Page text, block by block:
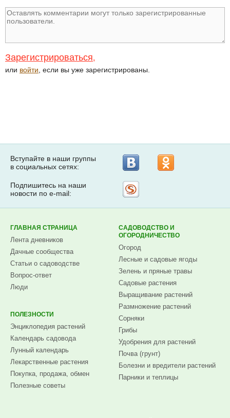
Зарегистрироваться,
или войти, если вы уже зарегистрированы.
Вступайте в наши группы
в социальных сетях:
Подпишитесь на наши
новости по e-mail:
ГЛАВНАЯ СТРАНИЦА
Лента дневников
Дачные сообщества
Статьи о садоводстве
Вопрос-ответ
Люди
ПОЛЕЗНОСТИ
Энциклопедия растений
Календарь садовода
Лунный календарь
Лекарственные растения
Покупка, продажа, обмен
Полезные советы
САДОВОДСТВО И
ОГОРОДНИЧЕСТВО
Огород
Лесные и садовые ягоды
Зелень и пряные травы
Садовые растения
Выращивание растений
Размножение растений
Сорняки
Грибы
Удобрения для растений
Почва (грунт)
Болезни и вредители растений
Парники и теплицы